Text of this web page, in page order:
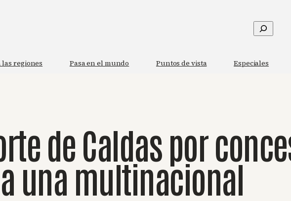
Buscar
las regiones Pasa en el mundo Puntos de vista Especiales
de Caldas por
una multinacional